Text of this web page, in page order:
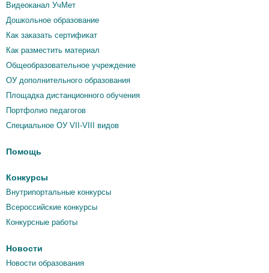
Видеоканал УчМет
Дошкольное образование
Как заказать сертификат
Как разместить материал
Общеобразовательное учреждение
ОУ дополнительного образования
Площадка дистанционного обучения
Портфолио педагогов
Специальное ОУ VII-VIII видов
Помощь
Конкурсы
Внутрипортальные конкурсы
Всероссийские конкурсы
Конкурсные работы
Новости
Новости образования